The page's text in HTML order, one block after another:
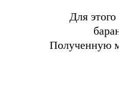
Для
Полученную